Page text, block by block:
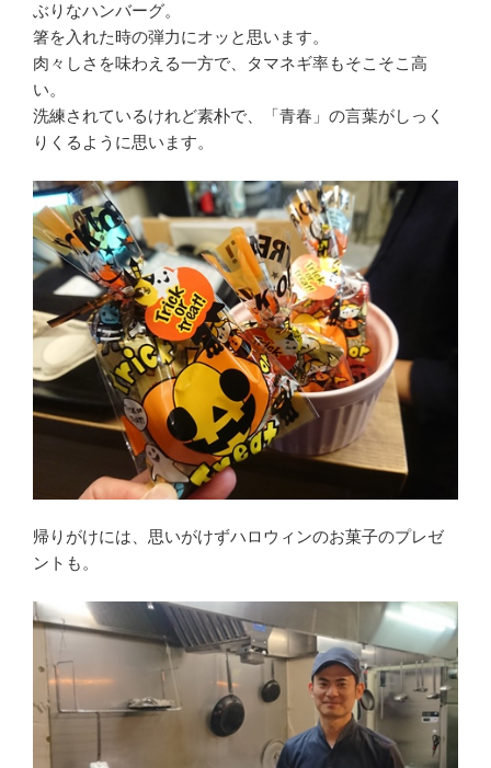
ぶりなハンバーグ。
箸を入れた時の弾力にオッと思います。
肉々しさを味わえる一方で、タマネギ率もそこそこ高
い。
洗練されているけれど素朴で、「青春」の言葉がしっく
りくるように思います。
帰りがけには、思いがけずハロウィンのお菓子のプレゼ
ントも。